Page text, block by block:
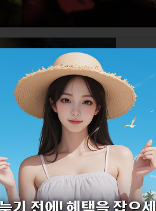
크 서버에 대한 점검 안내
군주전 05월 01일 왕령 서버 오픈 안내
고객센터 운영 안내